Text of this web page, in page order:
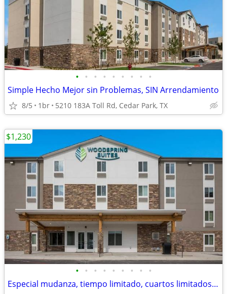
• • • • • • • • •
Simple Hecho Mejor sin Problemas, SIN Arrendamiento
8/5 1br 5210 183A Toll Rd, Cedar Park, TX
• • • • • • • • •
Especial mudanza, tiempo limitado, cuartos limitados, 1ª mes especial!
$1,230